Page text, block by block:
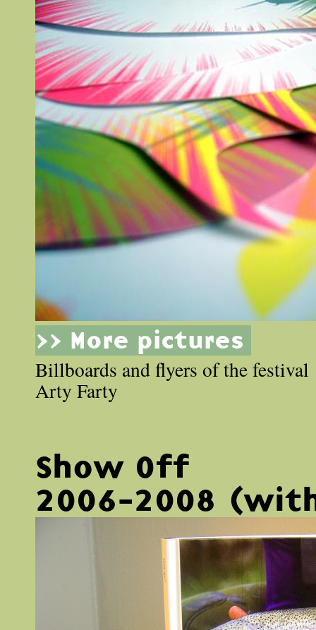
>> More pictures
Billboards and flyers of the festival
Arty Farty
Show Off
2006-2008